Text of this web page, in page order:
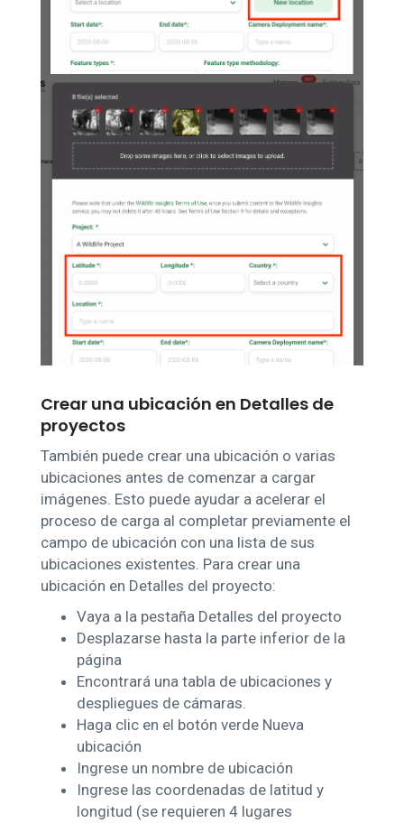
Crear una ubicación en Detalles de
proyectos
También puede crear una ubicación o varias
ubicaciones antes de comenzar a cargar
imágenes. Esto puede ayudar a acelerar el
proceso de carga al completar previamente el
campo de ubicación con una lista de sus
ubicaciones existentes. Para crear una
ubicación en Detalles del proyecto:
Vaya a la pestaña Detalles del proyecto
Desplazarse hasta la parte inferior de la
página
Encontrará una tabla de ubicaciones y
despliegues de cámaras.
Haga clic en el botón verde Nueva
ubicación
Ingrese un nombre de ubicación
Ingrese las coordenadas de latitud y
longitud (se requieren 4 lugares